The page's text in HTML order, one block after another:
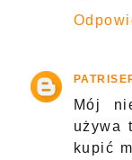
Mój
używa
kupić